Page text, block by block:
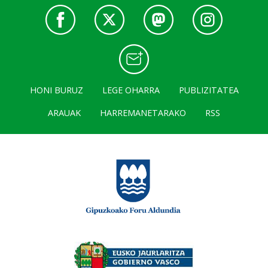
HONI BURUZ LEGE OHARRA
PUBLIZITATEA
ARAUAK
HARREMANETARAKO RSS